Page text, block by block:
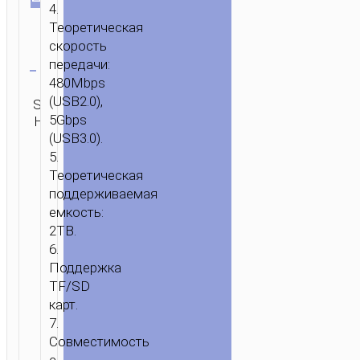
ГЛАВНАЯ
АКСЕССУАРЫ
MINDFUL”
Очистить
SKU:
Н/Д
Категории:
Адаптеры
Хабы и
органайзеры
4.
Теоретическая
скорость
передачи:
480Mbps
(USB2.0),
5Gbps
(USB3.0).
5.
Теоретическая
поддерживаемая
емкость:
2TB.
6.
Поддержка
TF/SD
карт.
7.
Совместимость